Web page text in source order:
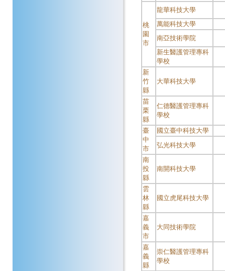
桃
園
市
龍華科技大學
萬能科技大學
南亞技術學院
新生醫護管理專科
學校
新
竹
縣
大華科技大學
苗
栗
縣
仁德醫護管理專科
學校
臺
中
市
國立臺中科技大學
弘光科技大學
南
投
縣
南開科技大學
雲
林
縣
國立虎尾科技大學
嘉
義
市
大同技術學院
嘉
義
縣
崇仁醫護管理專科
學校